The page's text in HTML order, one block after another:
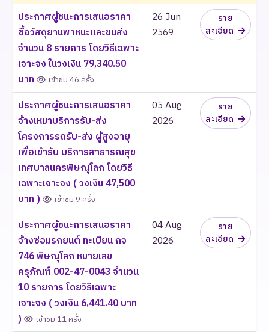
ประกาศผู้ชนะการเสนอราคา
ซื้อวัสดุยานพาหนะและขนส่ง
จำนวน 8 รายการ โดยวิธีเฉพาะ
เจาะจง ในวงเงิน 79,340.50
บาท
เข้าชม 46 ครั้ง
26 Jun
2569
ราย
ละเอียด
ประกาศผู้ชนะการเสนอราคา
จ้างเหมาบริการรับ-ส่ง
โครงการรถรับ-ส่ง ผู้สูงอายุ
เพื่อเข้ารับ บริการสาธารณสุข
เทศบาลนครพิษณุโลก โดยวิธี
เฉพาะเจาะจง ( วงเงิน 47,500
บาท )
เข้าชม 9 ครั้ง
05 Aug
2026
ราย
ละเอียด
ประกาศผู้ชนะการเสนอราคา
จ้างซ่อมรถยนต์ ทะเบียน กจ
746 พิษณุโลก หมายเลข
ครุภัณฑ์ 002-47-0043 จำนวน
10 รายการ โดยวิธีเฉพาะ
เจาะจง ( วงเงิน 6,441.40 บาท
)
เข้าชม 11 ครั้ง
04 Aug
2026
ราย
ละเอียด